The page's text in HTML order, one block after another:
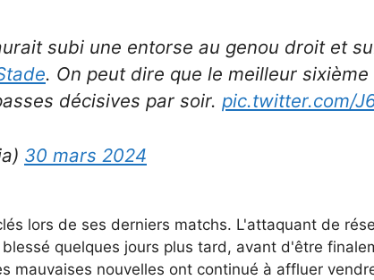
subi une entorse au genou droit et
. On peut dire que le meilleur
décisives par soir. pic.twitter.com/
30 mars 2024
lors de ses derniers matchs. L'attaquant de
quelques jours plus tard, avant d'être
mauvaises nouvelles ont continué à affluer